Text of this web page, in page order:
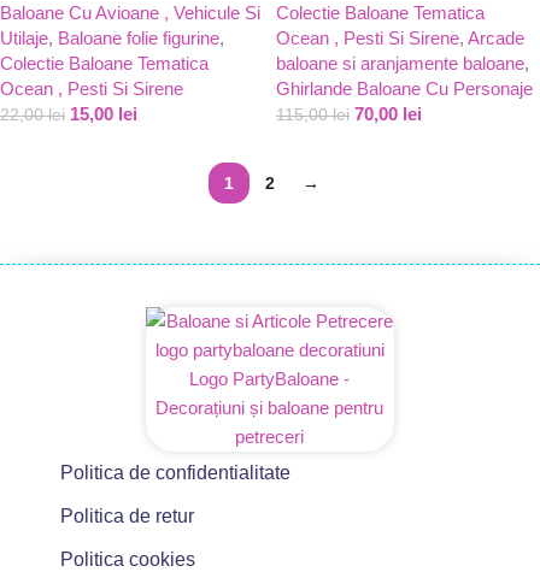
Baloane Cu Avioane , Vehicule Si
Utilaje, Baloane folie figurine,
Colectie Baloane Tematica
Ocean , Pesti Si Sirene
22,00lei 15,00 lei
Colectie Baloane Tematica
Ocean , Pesti Si Sirene, Arcade
baloane si aranjamente baloane,
Ghirlande Baloane Cu Personaje
115,00lei 70,00 lei
1 2 →
Politica de confidentialitate
Politica de retur
Politica cookies